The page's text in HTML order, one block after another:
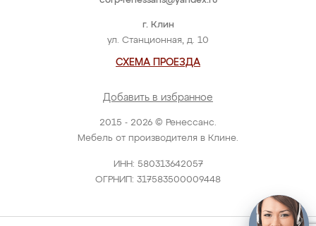
2015 - 2026 © Ренессанс.
Мебель от производителя в Клине.
ИНН: 580313642057
ОГРНИП: 317583500009448
г. Клин
ул. Станционная, д. 10
СХЕМА ПРОЕЗДА
Добавить в избранное